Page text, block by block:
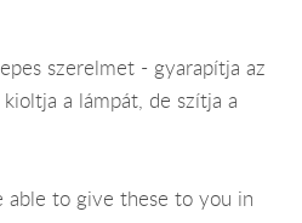
szerelmet - gyarapítja az
a lámpát, de szítja a
to give these to you in